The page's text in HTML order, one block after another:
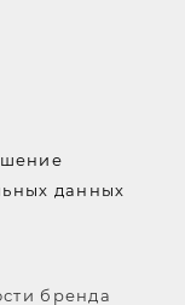
данных
бренда